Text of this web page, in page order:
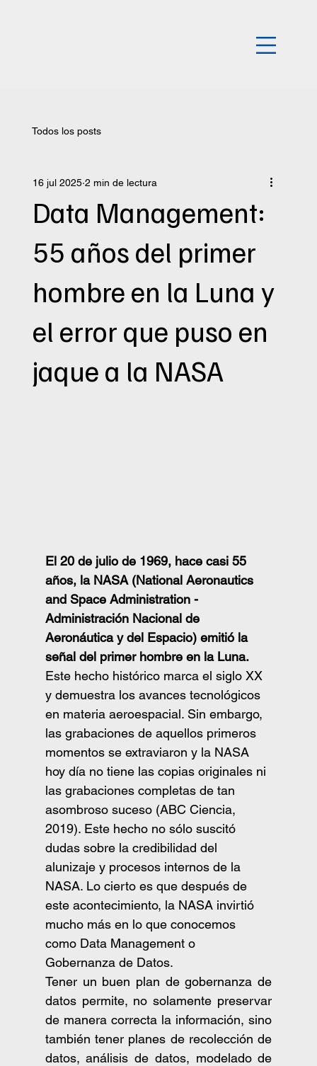
Todos los posts
Data Management:
55 años del primer
hombre en la Luna y
el error que puso en
jaque a la NASA
16 jul 2025 2 min de lectura
El 20 de julio de 1969, hace casi 55
años, la NASA (National Aeronautics
and Space Administration -
Administración Nacional de
Aeronáutica y del Espacio) emitió la
señal del primer hombre en la Luna.
Este hecho histórico marca el siglo XX
y demuestra los avances tecnológicos
en materia aeroespacial. Sin embargo,
las grabaciones de aquellos primeros
momentos se extraviaron y la NASA
hoy día no tiene las copias originales ni
las grabaciones completas de tan
asombroso suceso (ABC Ciencia,
2019). Este hecho no sólo suscitó
dudas sobre la credibilidad del
alunizaje y procesos internos de la
NASA. Lo cierto es que después de
este acontecimiento, la NASA invirtió
mucho más en lo que conocemos
como Data Management o
Gobernanza de Datos.
Tener un buen plan de gobernanza de
datos permite, no solamente preservar
de manera correcta la información, sino
también tener planes de recolección de
datos, análisis de datos, modelado de